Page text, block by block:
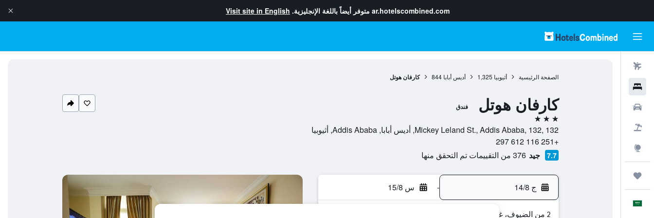
ar.hotelscombined.com متوفر أيضاً باللغة الإنجليزية. Visit site in English
الصفحة الرئيسية أثيوبيا 1,325 أديس أبابا 844 كارفان هوتل
كارفان هوتل فندق
3 نجوم
Mickey Leland St., Addis Ababa, 132, 132, أديس أبابا, Addis Ababa, أثيوبيا
+251 116 612 297
7.7 جيد 376 من التقييمات تم التحقق منها
ج 14/8 - س 15/8
2 من الضيوف، غرفة واحدة